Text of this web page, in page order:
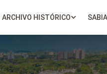
ARCHIVO HISTÓRICO